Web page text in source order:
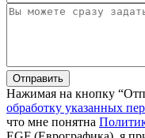
Отправить
Нажимая на кнопку
обработку указанных
что мне понятна